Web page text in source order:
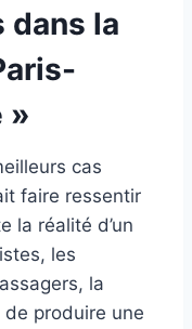
dans la
»
cas
faire ressentir
la réalité d’un
les
la
produire une